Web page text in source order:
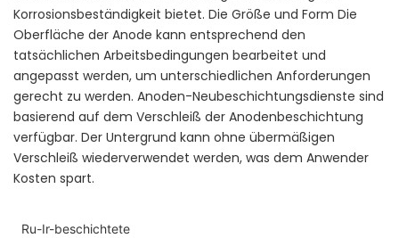
Korrosionsbeständigkeit bietet. Die Größe und Form Die
Oberfläche der Anode kann entsprechend den
tatsächlichen Arbeitsbedingungen bearbeitet und
angepasst werden, um unterschiedlichen Anforderungen
gerecht zu werden. Anoden-Neubeschichtungsdienste sind
basierend auf dem Verschleiß der Anodenbeschichtung
verfügbar. Der Untergrund kann ohne übermäßigen
Verschleiß wiederverwendet werden, was dem Anwender
Kosten spart.
Ru-Ir-beschichtete